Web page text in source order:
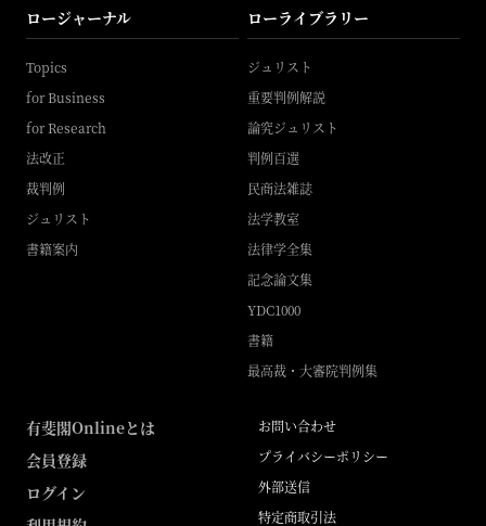
ロージャーナル
Topics
for Business
for Research
法改正
裁判例
ジュリスト
書籍案内
ローライブラリー
ジュリスト
重要判例解説
論究ジュリスト
判例百選
民商法雑誌
法学教室
法律学全集
記念論文集
YDC1000
書籍
最高裁・大審院判例集
有斐閣Onlineとは
会員登録
ログイン
お問い合わせ
プライバシーポリシー
外部送信
特定商取引法